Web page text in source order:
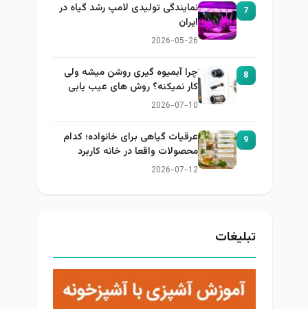
7
نمایندگی تولیدی لامپ رشد گیاه در
ایران
2026-05-26
8
چرا آبمیوه گیری روشن میشه ولی
کار نمیکنه؟ روش های عیب یابی
2026-07-10
9
عرقیات گیاهی برای خانواده؛ کدام
محصولات واقعا در خانه کاربرد
دارند؟
2026-07-12
تبلیغات